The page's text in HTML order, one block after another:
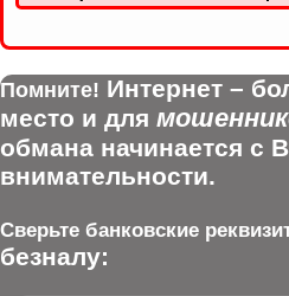
Помните! Интернет –
место и для
обмана начинается с
внимательности.
Сверьте банковские
безналу: